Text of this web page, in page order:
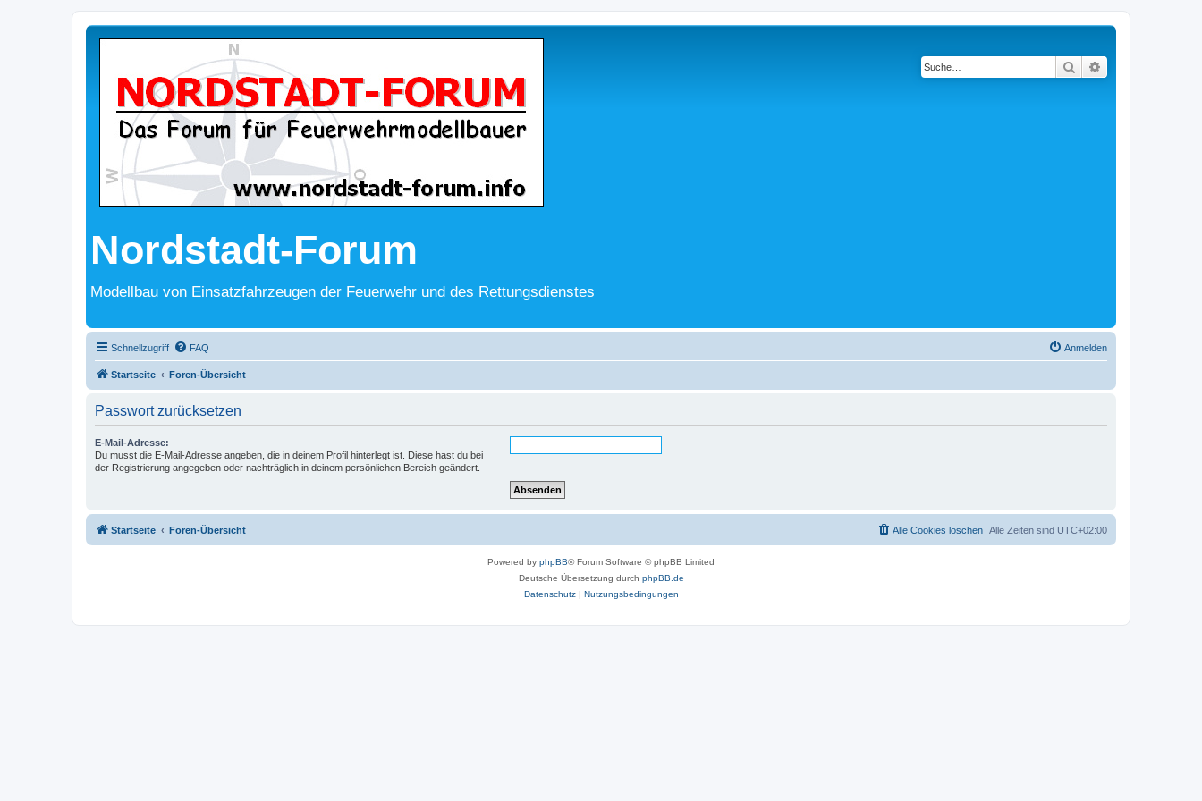
Nordstadt-Forum
Modellbau von Einsatzfahrzeugen der Feuerwehr und des Rettungsdienstes
Suche
Schnellzugriff FAQ Anmelden
Startseite Foren-Übersicht
Passwort zurücksetzen
E-Mail-Adresse:
Du musst die E-Mail-Adresse angeben, die in deinem Profil hinterlegt ist. Diese hast du bei
der Registrierung angegeben oder nachträglich in deinem persönlichen Bereich geändert.
Startseite Foren-Übersicht Alle Zeiten sind UTC+02:00
Alle Cookies löschen
Powered by phpBB® Forum Software © phpBB Limited
Deutsche Übersetzung durch phpBB.de
Datenschutz| Nutzungsbedingungen